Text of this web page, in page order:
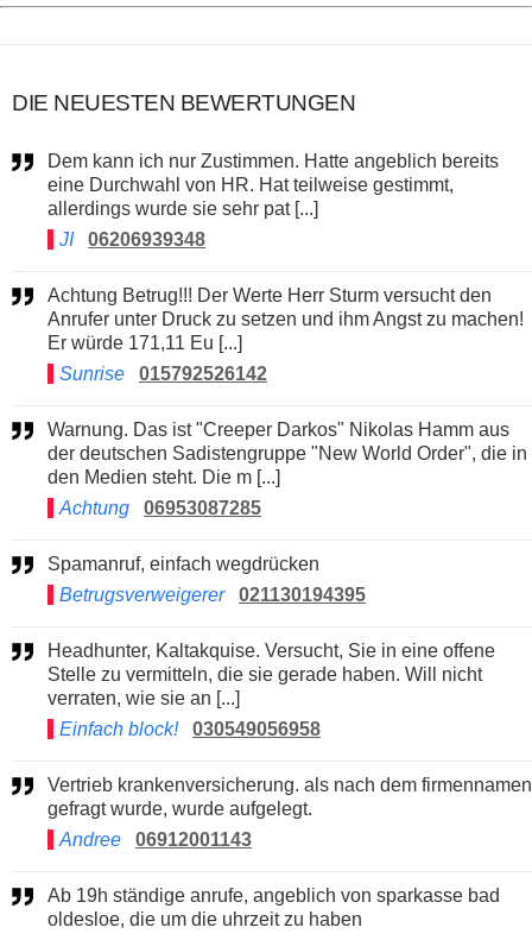
DIE NEUESTEN BEWERTUNGEN
Dem kann ich nur Zustimmen. Hatte angeblich bereits
eine Durchwahl von HR. Hat teilweise gestimmt,
allerdings wurde sie sehr pat [...]
JI
06206939348
Achtung Betrug!!! Der Werte Herr Sturm versucht den
Anrufer unter Druck zu setzen und ihm Angst zu machen!
Er würde 171,11 Eu [...]
Sunrise
015792526142
Warnung. Das ist "Creeper Darkos" Nikolas Hamm aus
der deutschen Sadistengruppe "New World Order", die in
den Medien steht. Die m [...]
Achtung
06953087285
Spamanruf, einfach wegdrücken
Betrugsverweigerer
021130194395
Headhunter, Kaltakquise. Versucht, Sie in eine offene
Stelle zu vermitteln, die sie gerade haben. Will nicht
verraten, wie sie an [...]
Einfach block!
030549056958
Vertrieb krankenversicherung. als nach dem firmennamen
gefragt wurde, wurde aufgelegt.
Andree
06912001143
Ab 19h ständige anrufe, angeblich von sparkasse bad
oldesloe, die um die uhrzeit zu haben